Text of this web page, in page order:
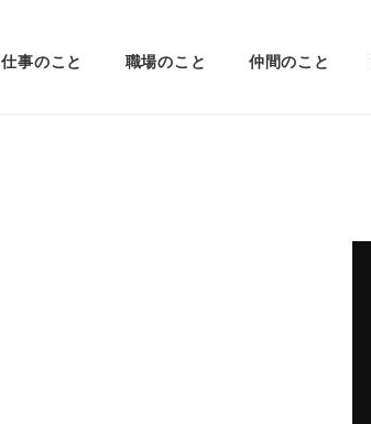
仕事のこと 職場のこと 仲間のこと